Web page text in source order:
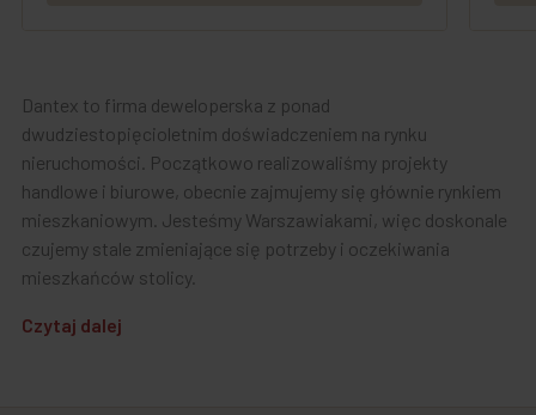
Dantex to firma deweloperska z ponad
dwudziestopięcioletnim doświadczeniem na rynku
nieruchomości. Początkowo realizowaliśmy projekty
handlowe i biurowe, obecnie zajmujemy się głównie rynkiem
mieszkaniowym. Jesteśmy Warszawiakami, więc doskonale
czujemy stale zmieniające się potrzeby i oczekiwania
mieszkańców stolicy.
Czytaj dalej